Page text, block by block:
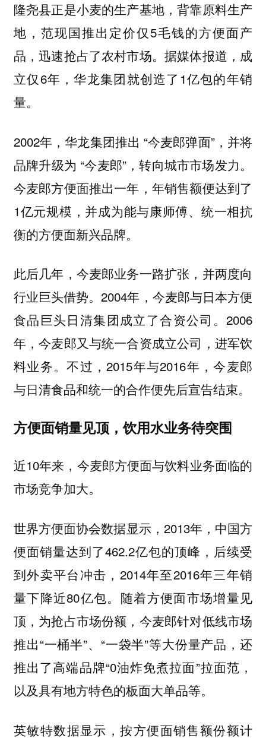
隆尧县正是小麦的生产基地，背靠原料生产
地，范现国推出定价仅5毛钱的方便面产
品，迅速抢占了农村市场。据媒体报道，成
立仅6年，华龙集团就创造了1亿包的年销
量。
2002年，华龙集团推出 “今麦郎弹面”，并将
品牌升级为 “今麦郎”，转向城市市场发力。
今麦郎方便面推出一年，年销售额便达到了
1亿元规模，并成为能与康师傅、统一相抗
衡的方便面新兴品牌。
此后几年，今麦郎业务一路扩张，并两度向
行业巨头借势。2004年，今麦郎与日本方便
食品巨头日清集团成立了合资公司。2006
年，今麦郎又与统一合资成立公司，进军饮
料业务。不过，2015年与2016年，今麦郎
与日清食品和统一的合作便先后宣告结束。
方便面销量见顶，饮用水业务待突围
近10年来，今麦郎方便面与饮料业务面临的
市场竞争加大。
世界方便面协会数据显示，2013年，中国方
便面销量达到了462.2亿包的顶峰，后续受
到外卖平台冲击，2014年至2016年三年销
量下降近80亿包。随着方便面市场增量见
顶，为抢占市场份额，今麦郎针对低线市场
推出“一桶半”、“一袋半”等大份量产品，还
推出了高端品牌“0油炸免煮拉面”拉面范，
以及具有地方特色的板面大单品等。
英敏特数据显示，按方便面销售额份额计